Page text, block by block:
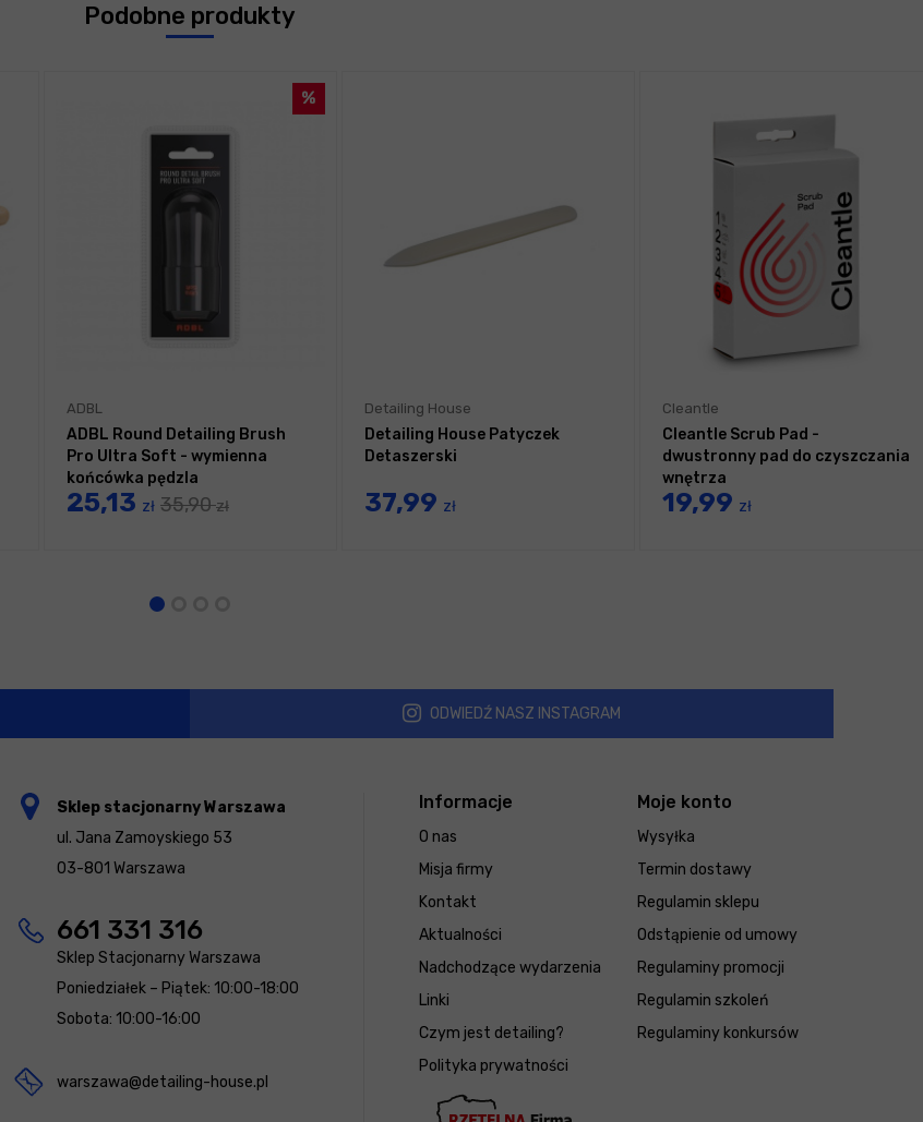
Podobne produkty
ADBL
ADBL Round Detailing Brush
Pro Ultra Soft - wymienna
końcówka pędzla
25,13 zł 35,90zł
Detailing House
Detailing House Patyczek
Detaszerski
37,99 zł
Cleantle
Cleantle Scrub Pad -
dwustronny pad do czyszczania
wnętrza
19,99 zł
ODWIEDŹ NASZ INSTAGRAM
Informacje
O nas
Misja firmy
Kontakt
Aktualności
Nadchodzące wydarzenia
Linki
Czym jest detailing?
Polityka prywatności
Moje konto
Wysyłka
Termin dostawy
Regulamin sklepu
Odstąpienie od umowy
Regulaminy promocji
Regulamin szkoleń
Regulaminy konkursów
Sklep stacjonarny Warszawa
ul. Jana Zamoyskiego 53
03-801 Warszawa
661 331 316
Sklep Stacjonarny Warszawa
Poniedziałek – Piątek: 10:00-18:00
Sobota: 10:00-16:00
warszawa@detailing-house.pl